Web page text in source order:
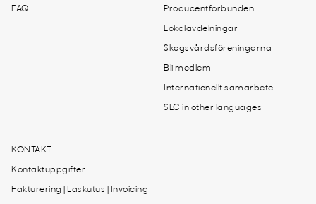
FAQ Producentförbunden
Lokalavdelningar
Skogsvårdsföreningarna
Bli medlem
Internationellt samarbete
SLC in other languages
KONTAKT
Kontaktuppgifter
Fakturering | Laskutus | Invoicing